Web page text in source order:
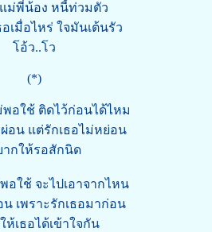
ม่พี่น้อง หนี้ท่วมตัว
อเมื่อไหร่ ใจมันเต้นรัว
โอ้ว..โว
(*)
อใช้ ติดไว้ก่อนได้ไหม
อน แต่รักเธอไม่หย่อน
ากให้รอสักนิด
อใช้ จะไปเอาจากไหน
เพราะรักเธอมาก่อน
ห้เธอได้เข้าใจกัน